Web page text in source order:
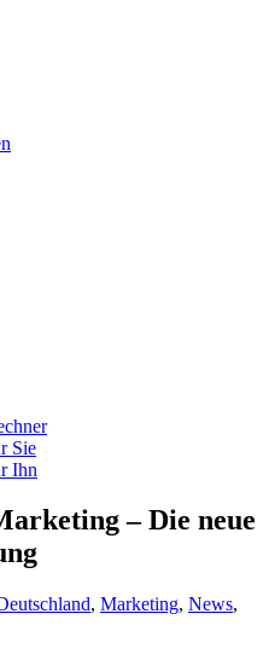
Sie
Ihn
– Die neue
, Marketing, News,